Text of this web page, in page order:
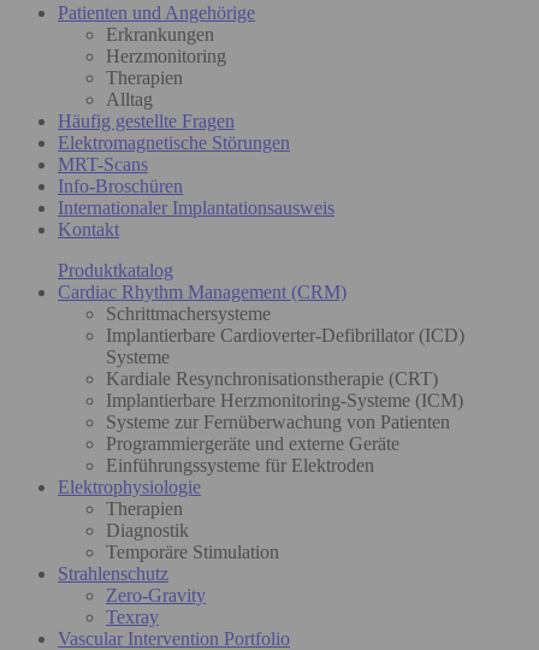
Patienten und Angehörige
Erkrankungen
Herzmonitoring
Therapien
Alltag
Häufig gestellte Fragen
Elektromagnetische Störungen
MRT-Scans
Info-Broschüren
Internationaler Implantationsausweis
Kontakt
Produktkatalog
Cardiac Rhythm Management (CRM)
Schrittmachersysteme
Implantierbare Cardioverter-Defibrillator (ICD)
Systeme
Kardiale Resynchronisationstherapie (CRT)
Implantierbare Herzmonitoring-Systeme (ICM)
Systeme zur Fernüberwachung von Patienten
Programmiergeräte und externe Geräte
Einführungssysteme für Elektroden
Elektrophysiologie
Therapien
Diagnostik
Temporäre Stimulation
Strahlenschutz
Zero-Gravity
Texray
Vascular Intervention Portfolio